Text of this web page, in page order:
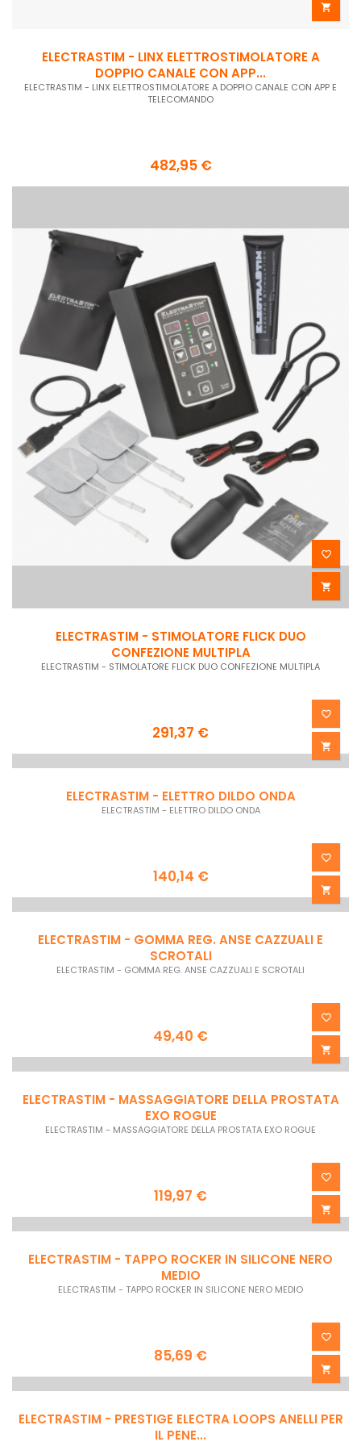

ELECTRASTIM - LINX ELETTROSTIMOLATORE A
DOPPIO CANALE CON APP...
ELECTRASTIM - LINX ELETTROSTIMOLATORE A DOPPIO CANALE CON APP E
TELECOMANDO
482,95 €


ELECTRASTIM - STIMOLATORE FLICK DUO
CONFEZIONE MULTIPLA
ELECTRASTIM - STIMOLATORE FLICK DUO CONFEZIONE MULTIPLA
291,37 €
ELECTRASTIM - ELETTRO DILDO ONDA
ELECTRASTIM - ELETTRO DILDO ONDA
140,14 €